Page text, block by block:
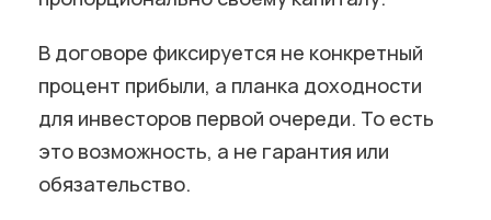
В договоре фиксируется не конкретный
процент прибыли, а планка доходности
для инвесторов первой очереди. То есть
это возможность, а не гарантия или
обязательство.